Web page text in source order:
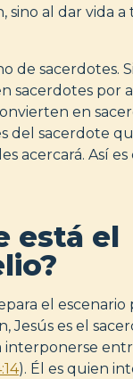
al dar vida a
de sacerdotes.
sacerdotes por
en
del sacerdote
acercará. Así
está el
el escenario
Jesús es el
interponerse
). Él es quien